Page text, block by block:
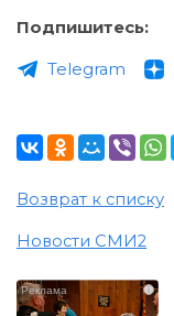
Подпишитесь:
Telegram
Возврат к списку
Новости СМИ2
i